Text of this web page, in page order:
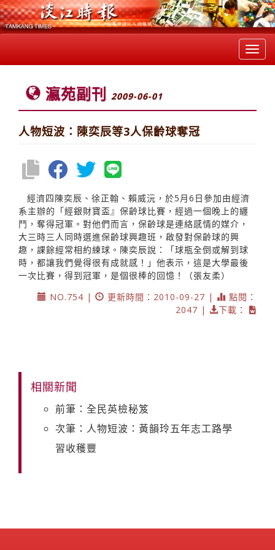
瀛苑副刊 2009-06-01
人物短波：陳奕辰等3人保齡球奪冠
經濟四陳奕辰、徐正翰、賴威沅，於5月6日參加由經濟
系主辦的「經銀財寶盃』保齡球比賽，經過一個晚上的纏
鬥，奪得冠軍。對他們而言，保齡球是連絡感情的媒介，
大三時三人同時選進保齡球興趣班，啟發對保齡球的興
趣，課餘經常相約練球。陳奕辰說：「球瓶全倒或解到球
時，都讓我們覺得很有成就感！」他表示，這是大學最後
一次比賽，得到冠軍，是個很棒的回憶！（張友柔）
NO.754 |
更新時間：2010-09-27 |
點閱：
2047 |
下載：
相關新聞
前筆：全民英檢秘笈
次筆：人物短波：黃韻玲五年志工路學
習收穫豐